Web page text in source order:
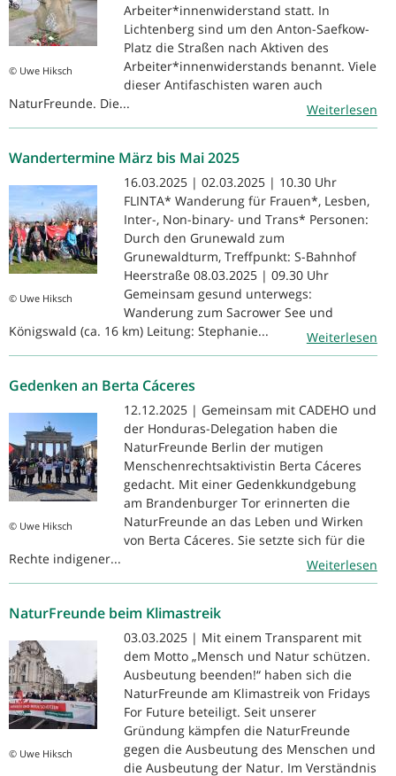
© Uwe Hiksch
Arbeiter*innenwiderstand statt. In
Lichtenberg sind um den Anton-Saefkow-
Platz die Straßen nach Aktiven des
Arbeiter*innenwiderstands benannt. Viele
dieser Antifaschisten waren auch
NaturFreunde. Die...
Weiterlesen
Wandertermine März bis Mai 2025
© Uwe Hiksch
16.03.2025 | 02.03.2025 | 10.30 Uhr
FLINTA* Wanderung für Frauen*, Lesben,
Inter-, Non-binary- und Trans* Personen:
Durch den Grunewald zum
Grunewaldturm, Treffpunkt: S-Bahnhof
Heerstraße 08.03.2025 | 09.30 Uhr
Gemeinsam gesund unterwegs:
Wanderung zum Sacrower See und
Königswald (ca. 16 km) Leitung: Stephanie...
Weiterlesen
Gedenken an Berta Cáceres
© Uwe Hiksch
12.12.2025 | Gemeinsam mit CADEHO und
der Honduras-Delegation haben die
NaturFreunde Berlin der mutigen
Menschenrechtsaktivistin Berta Cáceres
gedacht. Mit einer Gedenkkundgebung
am Brandenburger Tor erinnerten die
NaturFreunde an das Leben und Wirken
von Berta Cáceres. Sie setzte sich für die
Rechte indigener...
Weiterlesen
NaturFreunde beim Klimastreik
© Uwe Hiksch
03.03.2025 | Mit einem Transparent mit
dem Motto „Mensch und Natur schützen.
Ausbeutung beenden!“ haben sich die
NaturFreunde am Klimastreik von Fridays
For Future beteiligt. Seit unserer
Gründung kämpfen die NaturFreunde
gegen die Ausbeutung des Menschen und
die Ausbeutung der Natur. Im Verständnis